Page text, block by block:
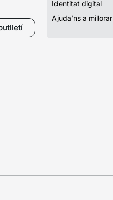
Identitat digital
Ajuda’ns a millorar